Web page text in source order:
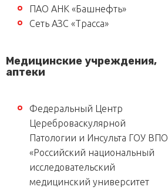
ПАО АНК «Башнефть»
Сеть АЗС «Трасса»
Медицинские учреждения,
аптеки
Федеральный Центр
Цереброваскулярной
Патологии и Инсульта ГОУ ВПО
«Российский национальный
исследовательский
медицинский университет